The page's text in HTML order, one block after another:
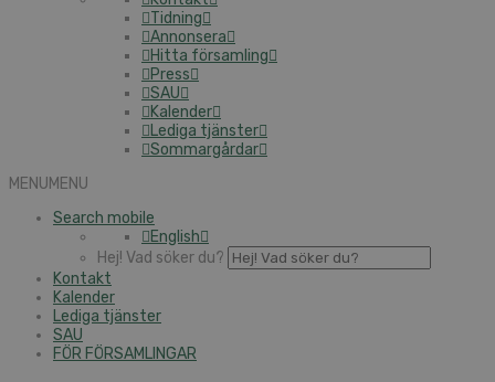
Tidning
Annonsera
Hitta församling
Press
SAU
Kalender
Lediga tjänster
Sommargårdar
MENUMENU
Search mobile
English
Hej! Vad söker du?
Kontakt
Kalender
Lediga tjänster
SAU
FÖR FÖRSAMLINGAR